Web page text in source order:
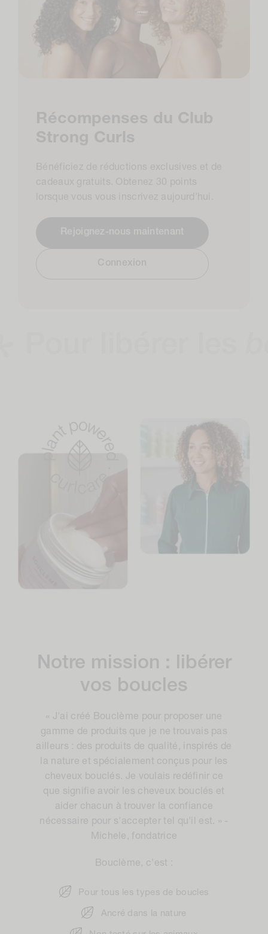
Récompenses du Club
Strong Curls
Bénéficiez de réductions exclusives et de
cadeaux gratuits. Obtenez 30 points
lorsque vous vous inscrivez aujourd'hui.
Rejoignez-nous maintenant
Connexion
Notre mission : libérer
vos boucles
« J'ai créé Bouclème pour proposer une
gamme de produits que je ne trouvais pas
ailleurs : des produits de qualité, inspirés de
la nature et spécialement conçus pour les
cheveux bouclés. Je voulais redéfinir ce
que signifie avoir les cheveux bouclés et
aider chacun à trouver la confiance
nécessaire pour s'accepter tel qu'il est. » -
Michele, fondatrice
Bouclème, c'est :
Pour tous les types de boucles
Ancré dans la nature